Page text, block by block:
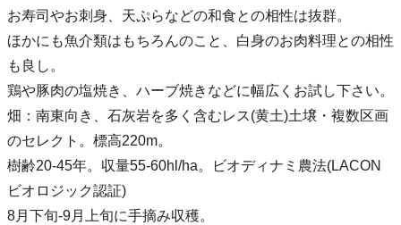
お寿司やお刺身、天ぷらなどの和食との相性は抜群。
ほかにも魚介類はもちろんのこと、白身のお肉料理との相性
も良し。
鶏や豚肉の塩焼き、ハーブ焼きなどに幅広くお試し下さい。
畑：南東向き、石灰岩を多く含むレス(黄土)土壌・複数区画
のセレクト。標高220m。
樹齢20-45年。収量55-60hl/ha。ビオディナミ農法(LACON
ビオロジック認証)
8月下旬-9月上旬に手摘み収穫。